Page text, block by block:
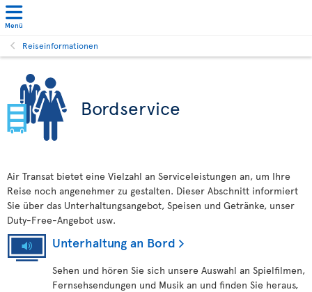
Menü
Reiseinformationen
Bordservice
Air Transat bietet eine Vielzahl an Serviceleistungen an, um Ihre
Reise noch angenehmer zu gestalten. Dieser Abschnitt informiert
Sie über das Unterhaltungsangebot, Speisen und Getränke, unser
Duty-Free-Angebot usw.
Unterhaltung an Bord
Sehen und hören Sie sich unsere Auswahl an Spielfilmen,
Fernsehsendungen und Musik an und finden Sie heraus,